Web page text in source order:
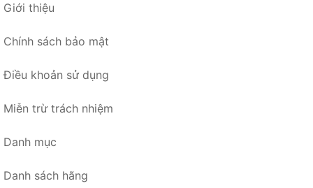
Giới thiệu
Chính sách bảo mật
Điều khoản sử dụng
Miễn trừ trách nhiệm
Danh mục
Danh sách hãng